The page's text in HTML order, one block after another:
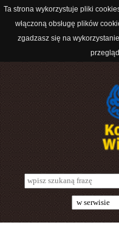
Ta strona wykorzystuje pliki
włączoną obsługę plików
zgadzasz się na